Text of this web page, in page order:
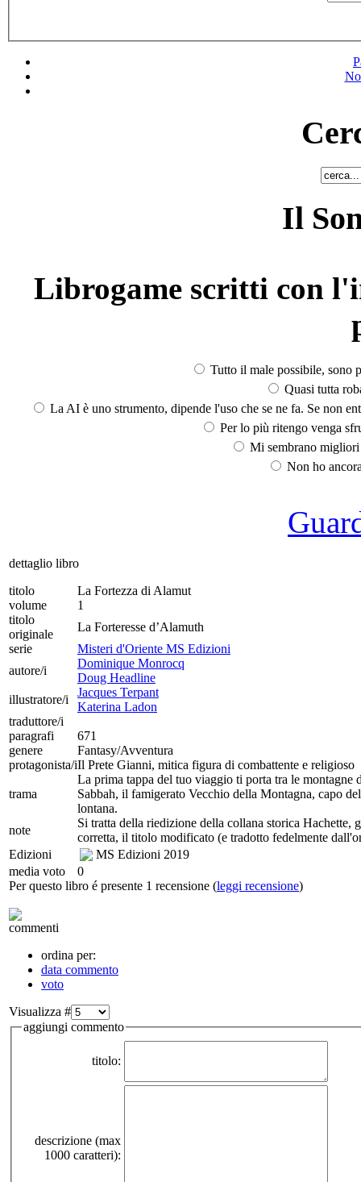
Il
Librogame scritti con
Tutto il male possibile, sono
Quasi tutta
La AI è uno strumento, dipende l'uso che se ne fa. Se non
Per lo più ritengo venga
Mi sembrano
Non ho
dettaglio libro
titolo
La Fortezza di Alamut
volume
1
titolo
originale
La Forteresse d’Alamuth
serie
Misteri d'Oriente MS Edizioni
autore/i
Dominique Monrocq
Doug Headline
illustratore/i
Jacques Terpant
Katerina Ladon
traduttore/i
paragrafi
671
genere
Fantasy/Avventura
protagonista/iIl Prete Gianni, mitica figura di combattente e religioso
trama
La prima tappa del tuo viaggio ti porta tra le
Sabbah, il famigerato Vecchio della Montagna, capo
lontana.
note
Si tratta della riedizione della collana storica
corretta, il titolo modificato (e tradotto fedelmente
Edizioni
MS Edizioni 2019
media voto
0
Per questo libro é presente 1 recensione (leggi recensione)
commenti
ordina per:
data commento
voto
Visualizza #
aggiungi commento
titolo:
descrizione (max
1000 caratteri):